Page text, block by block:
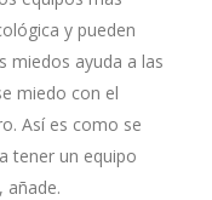
y pueden
miedos ayuda a las
miedo con el
Así es como se
tener un equipo
añade.